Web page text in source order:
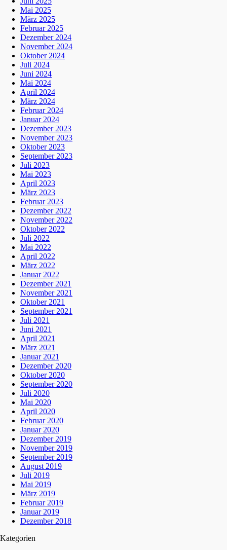
Mai 2025
März 2025
Februar 2025
Dezember 2024
November 2024
Oktober 2024
Juli 2024
Juni 2024
Mai 2024
April 2024
März 2024
Februar 2024
Januar 2024
Dezember 2023
November 2023
Oktober 2023
September 2023
Juli 2023
Mai 2023
April 2023
März 2023
Februar 2023
Dezember 2022
November 2022
Oktober 2022
Juli 2022
Mai 2022
April 2022
März 2022
Januar 2022
Dezember 2021
November 2021
Oktober 2021
September 2021
Juli 2021
Juni 2021
April 2021
März 2021
Januar 2021
Dezember 2020
Oktober 2020
September 2020
Juli 2020
Mai 2020
April 2020
Februar 2020
Januar 2020
Dezember 2019
November 2019
September 2019
August 2019
Juli 2019
Mai 2019
März 2019
Februar 2019
Januar 2019
Dezember 2018
Kategorien